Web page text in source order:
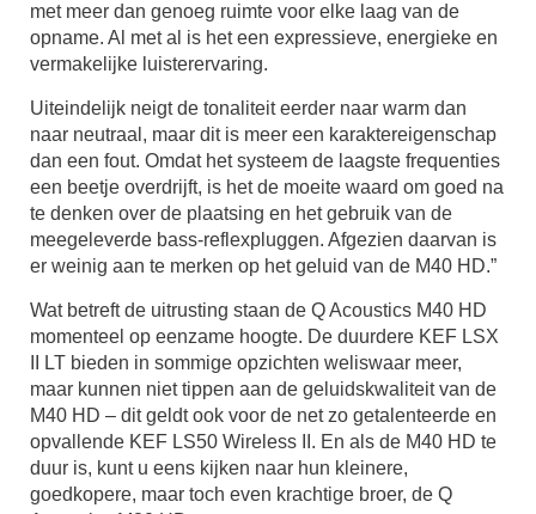
met meer dan genoeg ruimte voor elke laag van de
opname. Al met al is het een expressieve, energieke en
vermakelijke luisterervaring.
Uiteindelijk neigt de tonaliteit eerder naar warm dan
naar neutraal, maar dit is meer een karaktereigenschap
dan een fout. Omdat het systeem de laagste frequenties
een beetje overdrijft, is het de moeite waard om goed na
te denken over de plaatsing en het gebruik van de
meegeleverde bass-reflexpluggen. Afgezien daarvan is
er weinig aan te merken op het geluid van de M40 HD.”
Wat betreft de uitrusting staan de Q Acoustics M40 HD
momenteel op eenzame hoogte. De duurdere KEF LSX
II LT bieden in sommige opzichten weliswaar meer,
maar kunnen niet tippen aan de geluidskwaliteit van de
M40 HD – dit geldt ook voor de net zo getalenteerde en
opvallende KEF LS50 Wireless II. En als de M40 HD te
duur is, kunt u eens kijken naar hun kleinere,
goedkopere, maar toch even krachtige broer, de Q